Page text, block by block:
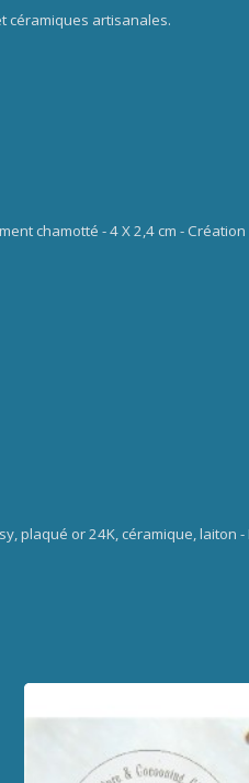
céramiques artisanales.
chamotté - 4 X 2,4 cm -
plaqué or 24K, céramique,